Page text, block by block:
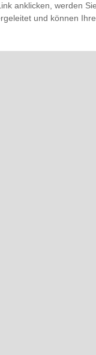
anklicken, werden
und können